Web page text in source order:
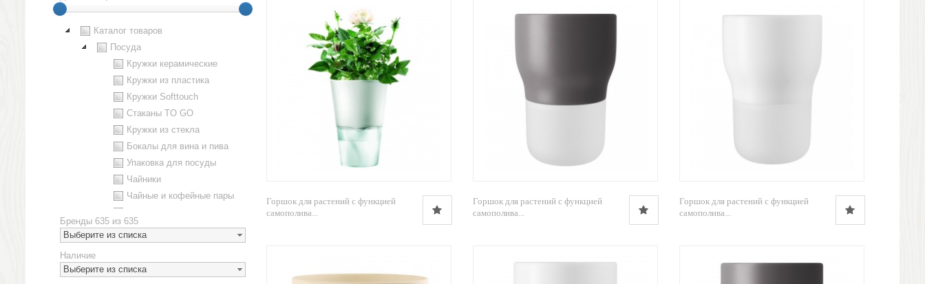
Горшок для растений с функцией
самополива...
Горшок для растений с функцией
самополива...
Горшок для растений с функцией
самополива...
Каталог товаров
Посуда
Кружки керамические
Кружки из пластика
Кружки Softtouch
Стаканы TO GO
Кружки из стекла
Бокалы для вина и пива
Упаковка для посуды
Чайники
Чайные и кофейные пары
Наборы посуды
Предметы сервировки
Стаканы
Эко кружки
Бренды 635 из 635
Выберите из списка
Наличие
Выберите из списка